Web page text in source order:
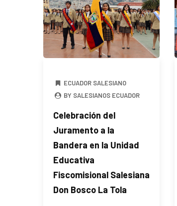
ECUADOR SALESIANO
BY SALESIANOS ECUADOR
Celebración del
Juramento a la
Bandera en la Unidad
Educativa
Fiscomisional Salesiana
Don Bosco La Tola